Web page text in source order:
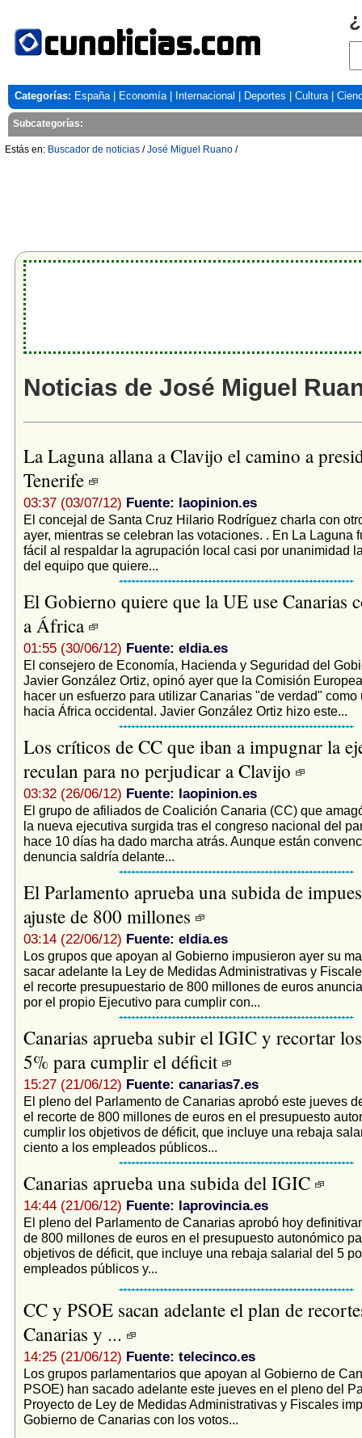
Categorías: España| Economía| Internacional Deportes Cultura|
Subcategorías:
Estás en: Buscador de noticias /José Miguel Ruano /
Noticias de José Miguel
La Laguna allana a Clavijo el camino a
Tenerife
03:37 (03/07/12) Fuente: laopinion.es
El concejal de Santa Cruz Hilario Rodríguez charla con
ayer, mientras se celebran las votaciones. . En La Laguna
fácil al respaldar la agrupación local casi por unanimidad
del equipo que quiere...
El Gobierno quiere que la UE use Canarias
a África
01:55 (30/06/12) Fuente: eldia.es
El consejero de Economía, Hacienda y Seguridad del
Javier González Ortiz, opinó ayer que la Comisión
hacer un esfuerzo para utilizar Canarias "de verdad" como
hacia África occidental. Javier González Ortiz hizo este...
Los críticos de CC que iban a impugnar la
reculan para no perjudicar a Clavijo
03:32 (26/06/12) Fuente: laopinion.es
El grupo de afiliados de Coalición Canaria (CC) que
la nueva ejecutiva surgida tras el congreso nacional del
hace 10 días ha dado marcha atrás. Aunque están
denuncia saldría delante...
El Parlamento aprueba una subida de
ajuste de 800 millones
03:14 (22/06/12) Fuente: eldia.es
Los grupos que apoyan al Gobierno impusieron ayer su
sacar adelante la Ley de Medidas Administrativas y
el recorte presupuestario de 800 millones de euros
por el propio Ejecutivo para cumplir con...
Canarias aprueba subir el IGIC y recortar
5% para cumplir el déficit
15:27 (21/06/12) Fuente: canarias7.es
El pleno del Parlamento de Canarias aprobó este jueves
el recorte de 800 millones de euros en el presupuesto
cumplir los objetivos de déficit, que incluye una rebaja
ciento a los empleados públicos...
Canarias aprueba una subida del IGIC
14:44 (21/06/12) Fuente: laprovincia.es
El pleno del Parlamento de Canarias aprobó hoy
de 800 millones de euros en el presupuesto autonómico
objetivos de déficit, que incluye una rebaja salarial del 5
empleados públicos y...
CC y PSOE sacan adelante el plan de
Canarias y ...
14:25 (21/06/12) Fuente: telecinco.es
Los grupos parlamentarios que apoyan al Gobierno de
PSOE) han sacado adelante este jueves en el pleno del
Proyecto de Ley de Medidas Administrativas y Fiscales
Gobierno de Canarias con los votos...